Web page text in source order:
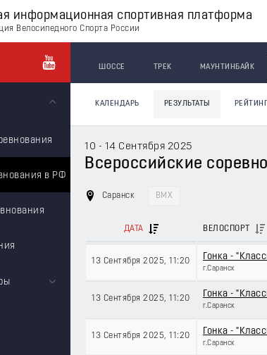
информационная спортивная платформа
Велосипедного Спорта России
в РФ
ШОССЕ ТРЕК МАУНТИНБАЙК
КАЛЕНДАРЬ РЕЗУЛЬТАТЫ
10 - 14 Сентября 2025
Всероссийские
Саранск BMX
ДАТА ВЕЛОСПОРТ
13 Сентября 2025, 11:20 Гонка -
г.Саранск
13 Сентября 2025, 11:20 Гонка -
г.Саранск
13 Сентября 2025, 11:20 Гонка -
г.Саранск